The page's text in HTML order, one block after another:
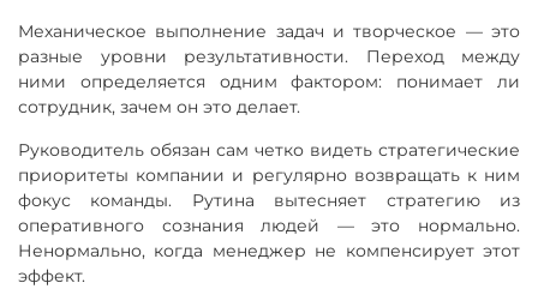
Механическое выполнение задач и творческое — это
разные уровни результативности. Переход между
ними определяется одним фактором: понимает ли
сотрудник, зачем он это делает.
Руководитель обязан сам четко видеть стратегические
приоритеты компании и регулярно возвращать к ним
фокус команды. Рутина вытесняет стратегию из
оперативного сознания людей — это нормально.
Ненормально, когда менеджер не компенсирует этот
эффект.